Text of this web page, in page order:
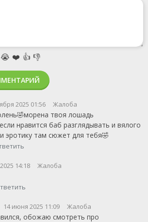
2025 01:56 Жалоба
твоя лошадь
нравится баб разглядывать и вялого
эротику там сюжет для тебя🤣
14:18 Жалоба
14 июня 2025 11:09 Жалоба
обожаю смотреть про
😭 ❤️ 👍 👎